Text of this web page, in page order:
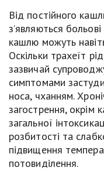
Від постійного
з’являються
кашлю можуть
Оскільки трахеїт
зазвичай
симптомами
носа, чханням.
загострення, окрім
загальної
розбитості та
підвищення
потовиділення.